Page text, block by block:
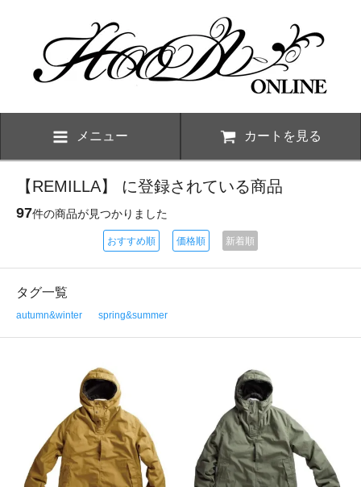
メニュー カートを見る
【REMILLA】 に登録されている商品
97件の商品が見つかりました
おすすめ順 価格順 新着順
タグ一覧
autumn&winter spring&summer